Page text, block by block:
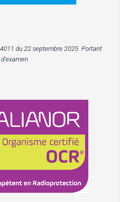
du 22 septembre 2025 Portant